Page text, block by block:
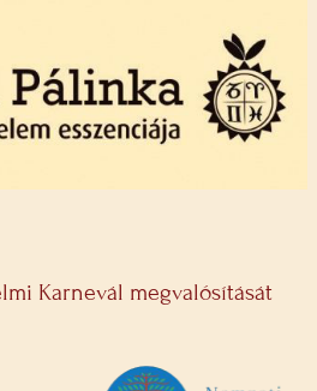
Karnevál megvalósítását